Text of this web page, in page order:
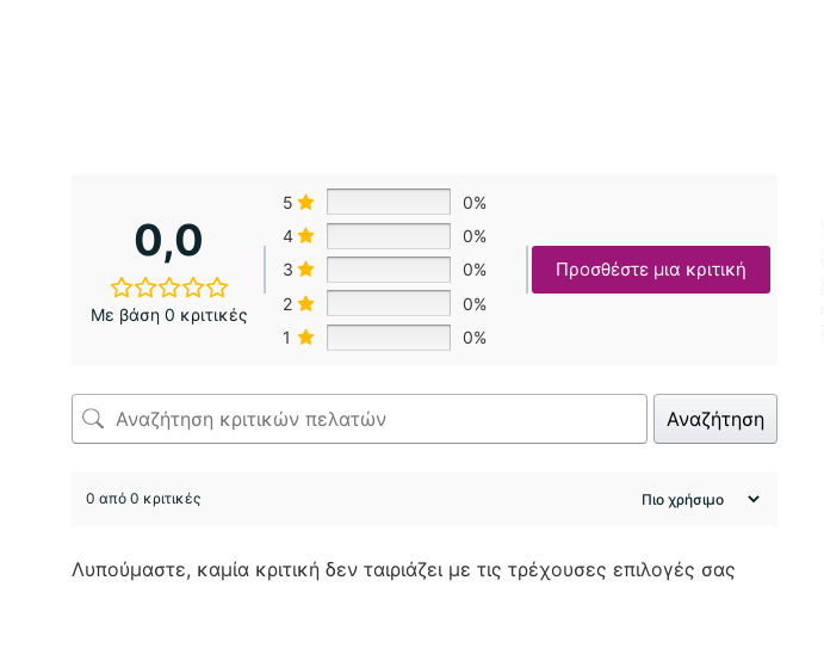
0,0
Με βάση 0 κριτικές
5
0%
4
0%
3
0%
2
0%
1
0%
Προσθέστε μια κριτική
Αναζήτηση
0 από 0 κριτικές
Λυπούμαστε, καμία κριτική δεν ταιριάζει με τις τρέχουσες επιλογές σας